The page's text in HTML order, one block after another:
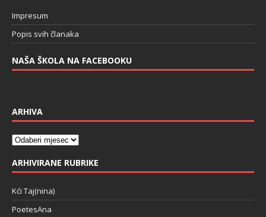
Impresum
Popis svih članaka
NAŠA ŠKOLA NA FACEBOOKU
ARHIVA
ARHIVIRANE RUBRIKE
Kći Taj(nina)
PoetesAna